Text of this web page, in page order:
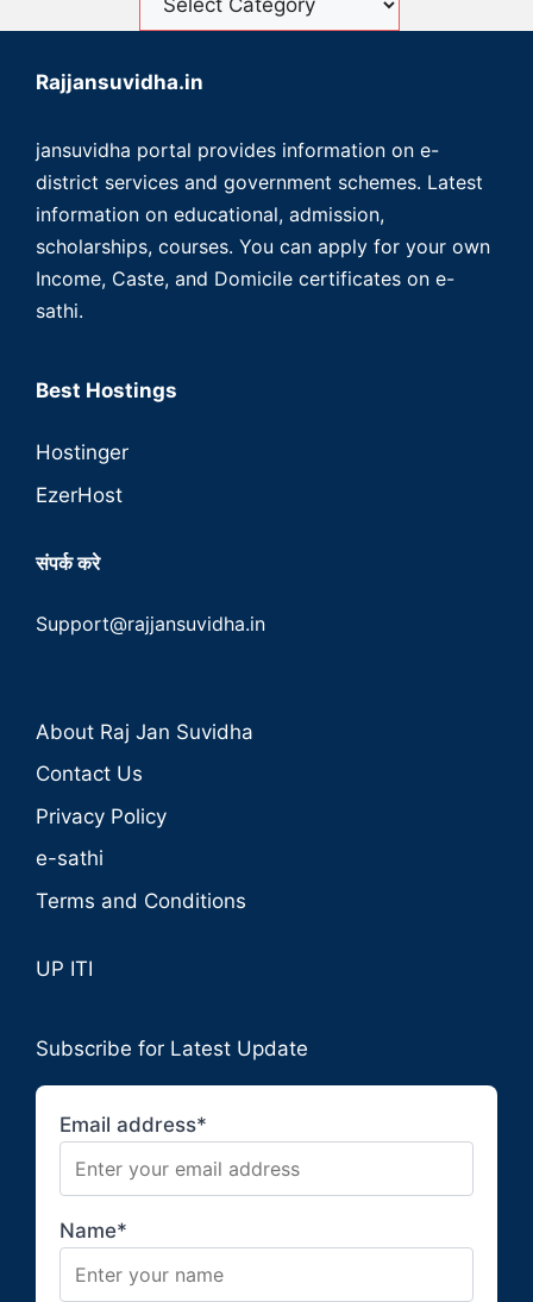
Rajjansuvidha.in
jansuvidha portal provides information on e-
district services and government schemes. Latest
information on educational, admission,
scholarships, courses. You can apply for your own
Income, Caste, and Domicile certificates on e-
sathi.
Best Hostings
Hostinger
EzerHost
संपर्क करे
Support@rajjansuvidha.in
About Raj Jan Suvidha
Contact Us
Privacy Policy
e-sathi
Terms and Conditions
UP ITI
Subscribe for Latest Update
Email address*
Name*